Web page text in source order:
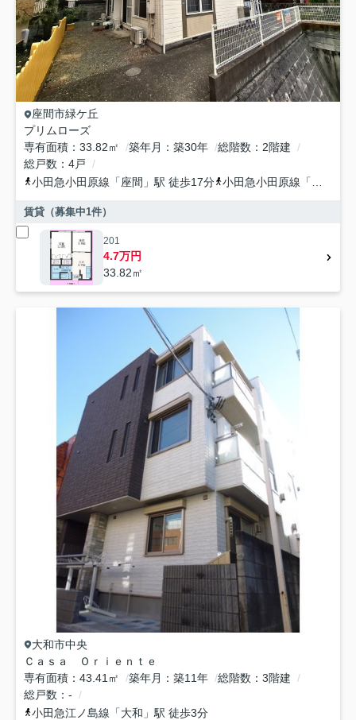
座間市緑ケ丘
プリムローズ
専有面積
33.82㎡ 築年月 築30年 総階数
2階建
総戸数
4戸
小田急小田原線 「座間 」駅 徒歩17分 小田急小田原線 「
賃貸（募集中1件）
201
4.7万円
33.82㎡
大和市中央
Ｃａｓａ Ｏｒｉｅｎｔｅ
専有面積
43.41㎡ 築年月 築11年 総階数
3階建
総戸数
-
小田急江ノ島線 「大和 」駅 徒歩3分